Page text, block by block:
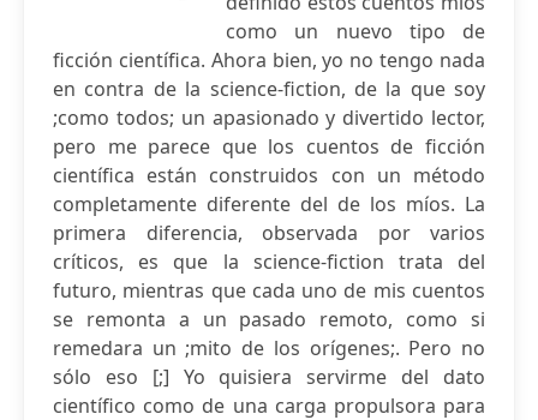
como un nuevo tipo de
ficción científica. Ahora bien, yo no tengo nada
en contra de la science-fiction, de la que soy
;como todos; un apasionado y divertido lector,
pero me parece que los cuentos de ficción
científica están construidos con un método
completamente diferente del de los míos. La
primera diferencia, observada por varios
críticos, es que la science-fiction trata del
futuro, mientras que cada uno de mis cuentos
se remonta a un pasado remoto, como si
remedara un ;mito de los orígenes;. Pero no
sólo eso [;] Yo quisiera servirme del dato
científico como de una carga propulsora para